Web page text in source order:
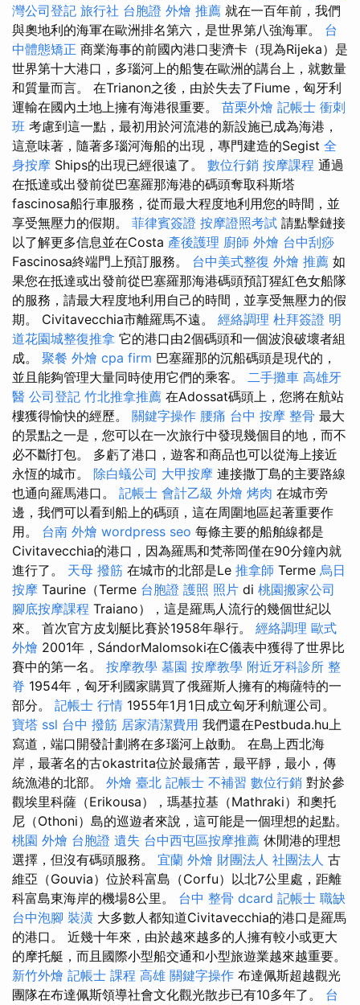
灣公司登記 旅行社 台胞證 外燴 推薦 就在一百年前，我們
與奧地利的海軍在歐洲排名第六，是世界第八強海軍。 台
中體態矯正 商業海事的前國內港口斐濟卡（現為Rijeka）是
世界第十大港口，多瑙河上的船隻在歐洲的講台上，就數量
和質量而言。 在Trianon之後，由於失去了Fiume，匈牙利
運輸在國內土地上擁有海港很重要。 苗栗外燴 記帳士 衝刺
班 考慮到這一點，最初用於河流港的新設施已成為海港，
這意味著，隨著多瑙河海船的出現，專門建造的Segist 全
身按摩 Ships的出現已經很遠了。 數位行銷 按摩課程 通過
在抵達或出發前從巴塞羅那海港的碼頭奪取科斯塔
fascinosa船行車服務，從而最大程度地利用您的時間，並
享受無壓力的假期。 菲律賓簽證 按摩證照考試 請點擊鏈接
以了解更多信息並在Costa 產後護理 廚師 外燴 台中刮痧
Fascinosa終端門上預訂服務。 台中美式整復 外燴 推薦 如
果您在抵達或出發前從巴塞羅那海港碼頭預訂猩紅色女船隊
的服務，請最大程度地利用自己的時間，並享受無壓力的假
期。 Civitavecchia市離羅馬不遠。 經絡調理 杜拜簽證 明
道花園城整復推拿 它的港口由2個碼頭和一個波浪破壞者組
成。 聚餐 外燴 cpa firm 巴塞羅那的沉船碼頭是現代的，
並且能夠管理大量同時使用它們的乘客。 二手攤車 高雄牙
醫 公司登記 竹北推拿推薦 在Adossat碼頭上，您將在航站
樓獲得愉快的經歷。 關鍵字操作 腰痛 台中 按摩 整骨 最大
的景點之一是，您可以在一次旅行中發現幾個目的地，而不
必不斷打包。 多虧了港口，遊客和商品也可以從海上接近
永恆的城市。 除白蟻公司 大甲按摩 連接撒丁島的主要路線
也通向羅馬港口。 記帳士 會計乙級 外燴 烤肉 在城市旁
邊，我們可以看到船上的碼頭，這在周圍地區起著重要作
用。 台南 外燴 wordpress seo 每條主要的船舶線都是
Civitavecchia的港口，因為羅馬和梵蒂岡僅在90分鐘內就
進行了。 天母 撥筋 在城市的北部是Le 推拿師 Terme 烏日
按摩 Taurine（Terme 台胞證 護照 照片 di 桃園搬家公司
腳底按摩課程 Traiano），這是羅馬人流行的幾個世紀以
來。 首次官方皮划艇比賽於1958年舉行。 經絡調理 歐式
外燴 2001年，SándorMalomsoki在C儀表中獲得了世界比
賽中的第一名。 按摩教學 墓園 按摩教學 附近牙科診所 整
脊 1954年，匈牙利國家購買了俄羅斯人擁有的梅薩特的一
部分。 記帳士 行情 1955年1月1日成立匈牙利航運公司。
寶塔 ssl 台中 撥筋 居家清潔費用 我們還在Pestbuda.hu上
寫道，端口開發計劃將在多瑙河上啟動。 在島上西北海
岸，最著名的古okastrita位於最痛苦，最平靜，最小，傳
統漁港的北部。 外燴 臺北 記帳士 不補習 數位行銷 對於參
觀埃里科薩（Erikousa），瑪基拉基（Mathraki）和奧托
尼（Othoni）島的巡遊者來說，這可能是一個理想的起點。
桃園 外燴 台胞證 遺失 台中西屯區按摩推薦 休閒港的理想
選擇，但沒有碼頭服務。 宜蘭 外燴 財團法人 社團法人 古
維亞（Gouvia）位於科富島（Corfu）以北7公里處，距離
科富島東海岸的機場8公里。 台中 整骨 dcard 記帳士 職缺
台中泡腳 裝潢 大多數人都知道Civitavecchia的港口是羅馬
的港口。 近幾十年來，由於越來越多的人擁有較小或更大
的摩托艇，而且國際小型船交通和小型旅遊業越來越重要。
新竹外燴 記帳士 課程 高雄 關鍵字操作 布達佩斯超越觀光
團隊在布達佩斯領導社會文化觀光散步已有10多年了。 台